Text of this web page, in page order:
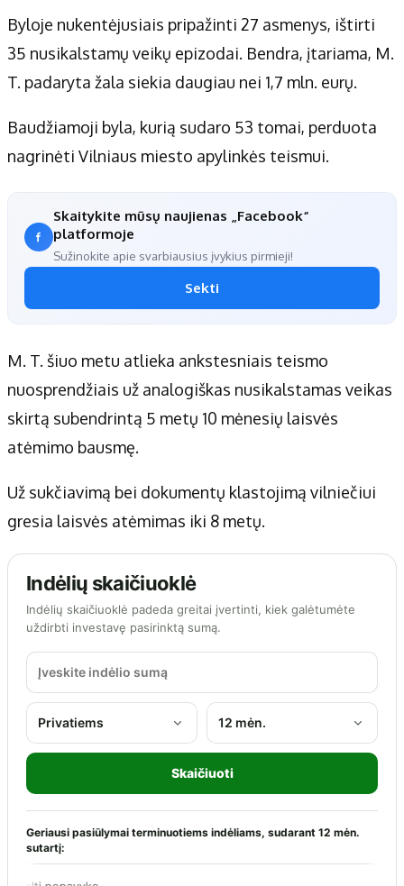
Byloje nukentėjusiais pripažinti 27 asmenys, ištirti
35 nusikalstamų veikų epizodai. Bendra, įtariama, M.
T. padaryta žala siekia daugiau nei 1,7 mln. eurų.
Baudžiamoji byla, kurią sudaro 53 tomai, perduota
nagrinėti Vilniaus miesto apylinkės teismui.
Skaitykite mūsų naujienas „Facebook“
platformoje
Sužinokite apie svarbiausius įvykius pirmieji!
Sekti
M. T. šiuo metu atlieka ankstesniais teismo
nuosprendžiais už analogiškas nusikalstamas veikas
skirtą subendrintą 5 metų 10 mėnesių laisvės
atėmimo bausmę.
Už sukčiavimą bei dokumentų klastojimą vilniečiui
gresia laisvės atėmimas iki 8 metų.